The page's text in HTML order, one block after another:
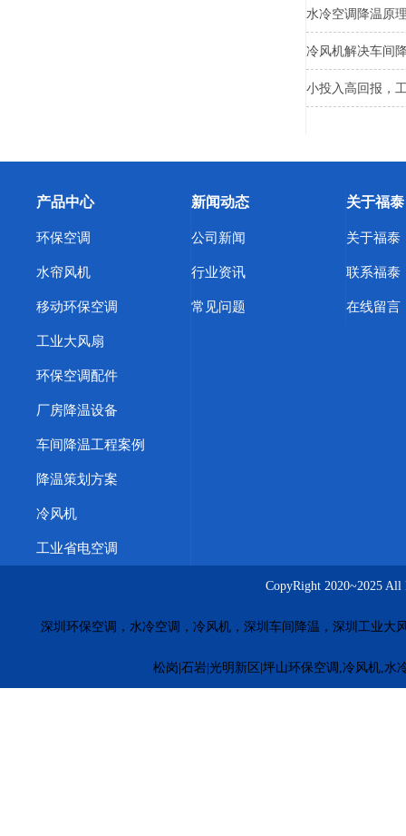
水冷空调降温原
冷风机解决车间
小投入高回报，
产品中心
环保空调
水帘风机
移动环保空调
工业大风扇
环保空调配件
厂房降温设备
车间降温工程案例
降温策划方案
冷风机
工业省电空调
新闻动态
公司新闻
行业资讯
常见问题
关于福泰
关于福泰
联系福泰
在线留言
CopyRight 2020~2025
深圳环保空调，水冷空调，冷风机，深圳车间降温，深圳工业大
松岗|石岩|光明新区|坪山环保空调,冷风机,水